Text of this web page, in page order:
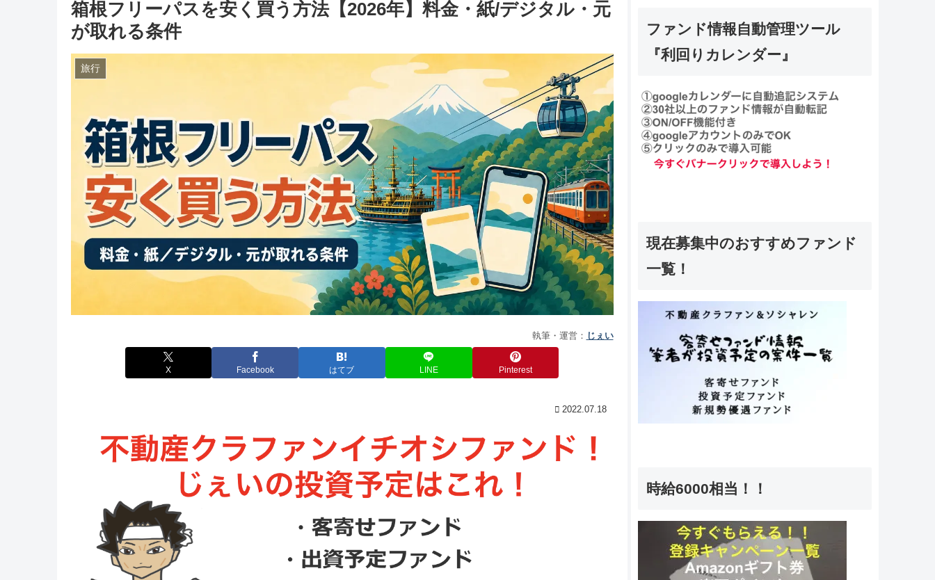
箱根フリーパスを安く買う方法【2026年】料金・紙/デジタル・元
が取れる条件
旅行
執筆・運営： じぇい
X Facebook はてブ LINE Pinterest
2022.07.18
ファンド情報自動管理ツール
『利回りカレンダー』
現在募集中のおすすめファンド
一覧！
時給6000相当！！